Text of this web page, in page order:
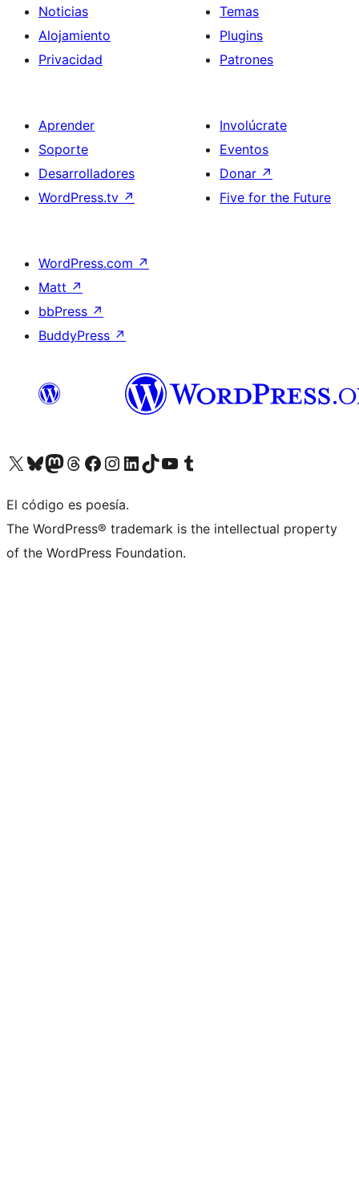
Noticias
Alojamiento
Privacidad
Temas
Plugins
Patrones
Aprender
Soporte
Desarrolladores
WordPress.tv ↗
Involúcrate
Eventos
Donar ↗
Five for the Future
WordPress.com ↗
Matt ↗
bbPress ↗
BuddyPress ↗
Visita nuestra cuenta de X (anteriormente Twitter)
Visita nuestra cuenta de Bluesky
Visita nuestra cuenta de Mastodon
Visita nuestra cuenta de Threads
Visita nuestra página de Facebook
Visita nuestra cuenta de Instagram
Visita nuestra cuenta de LinkedIn
Visita nuestra cuenta de TikTok
Visita nuestro canal de YouTube
Visita nuestra cuenta de Tumblr
El código es poesía.
The WordPress® trademark is the intellectual property
of the WordPress Foundation.